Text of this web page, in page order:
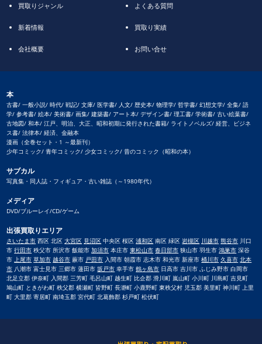
買取りジャンル よくある質問
新着情報 買取り実績
会社概要 お問い合せ
本
古書/ 一般小説/ 時代/ 戦記/ 文庫/ 医学書/ 人文/ 歴史本/ 物理学/ 哲学書/ 幻想文学/ 全集/ 語
学/ 参考書/ 絵本/ 美術書/ 画集/ 建築書/ アート本/ デザイン書/ 理工書/ 学術書/ 古い絵葉書/
古地図/ 和本/ 江戸、明治、大正、昭和初期に発行された書籍/ ライトノベルズ/ 経営、ビジネ
ス書/ 法律本/ 経済、金融本
漫画（全巻セット・1 ～最新刊）
少年コミック/ 青年コミック/ 少女コミック/ 昔のコミック（昭和の本）
サブカル
写真集・同人誌・フィギュア・古い雑誌（～1980年代）
メディア
DVD/ブルーレイ/CD/ゲーム
出張買取りエリア
さいたま市 西区 北区大宮区 見沼区 中央区 桜区浦和区 南区 緑区岩槻区 川越市 熊谷市 川口
市行田市 秩父市 所沢市 飯能市加須市 本庄市東松山市 春日部市 狭山市 羽生市鴻巣市 深谷
市 上尾市 草加市 越谷市 蕨市 戸田市 入間市 朝霞市 志木市 和光市 新座市桶川市 久喜市 北本
市 八潮市 富士見市 三郷市 蓮田市坂戸市 幸手市鶴ヶ島市 日高市 吉川市 ふじみ野市 白岡市
北足立郡 伊奈町 入間郡 三芳町 毛呂山町 越生町 比企郡 滑川町 嵐山町 小川町 川島町 吉見町
鳩山町 ときがわ町 秩父郡 横瀬町 皆野町 長瀞町 小鹿野町 東秩父村 児玉郡 美里町 神川町 上里
町 大里郡 寄居町 南埼玉郡 宮代町 北葛飾郡 杉戸町 松伏町